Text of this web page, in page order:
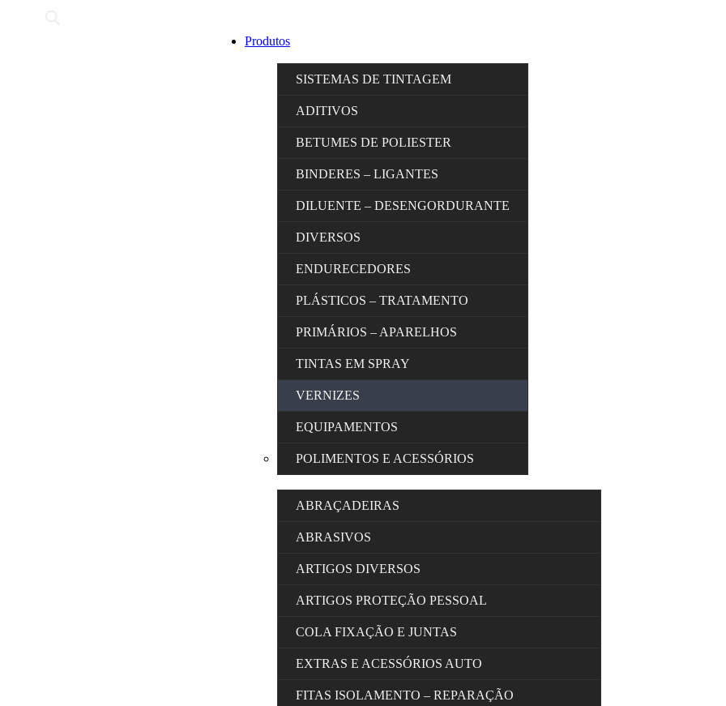
Produtos
SISTEMAS DE TINTAGEM
ADITIVOS
BETUMES DE POLIESTER
BINDERES – LIGANTES
DILUENTE – DESENGORDURANTE
DIVERSOS
ENDURECEDORES
PLÁSTICOS – TRATAMENTO
PRIMÁRIOS – APARELHOS
TINTAS EM SPRAY
VERNIZES
EQUIPAMENTOS
POLIMENTOS E ACESSÓRIOS
ABRAÇADEIRAS
ABRASIVOS
ARTIGOS DIVERSOS
ARTIGOS PROTEÇÃO PESSOAL
COLA FIXAÇÃO E JUNTAS
EXTRAS E ACESSÓRIOS AUTO
FITAS ISOLAMENTO – REPARAÇÃO